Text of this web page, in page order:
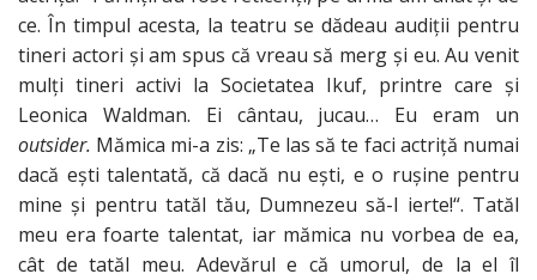
ce. În timpul acesta, la teatru se dădeau audiţii pentru
tineri actori şi am spus că vreau să merg şi eu. Au venit
mulţi tineri activi la Societatea Ikuf, printre care şi
Leonica Waldman. Ei cântau, jucau… Eu eram un
outsider. Mămica mi-a zis: „Te las să te faci actriţă numai
dacă eşti talentată, că dacă nu eşti, e o ruşine pentru
mine şi pentru tatăl tău, Dumnezeu să-l ierte!“. Tatăl
meu era foarte talentat, iar mămica nu vorbea de ea,
cât de tatăl meu. Adevărul e că umorul, de la el îl